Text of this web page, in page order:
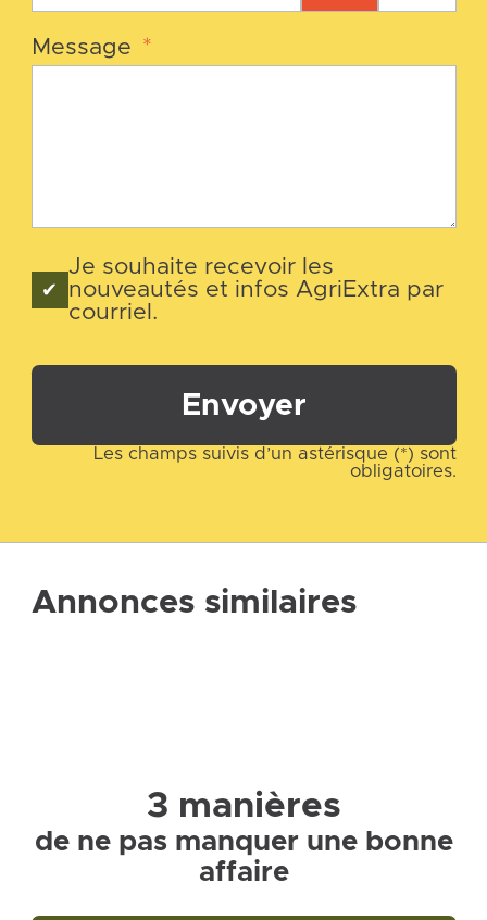
Message *
Je souhaite recevoir les
nouveautés et infos AgriExtra par
courriel.
Envoyer
Les champs suivis d’un astérisque (*) sont
obligatoires.
Annonces similaires
3 manières
de ne pas manquer une bonne
affaire